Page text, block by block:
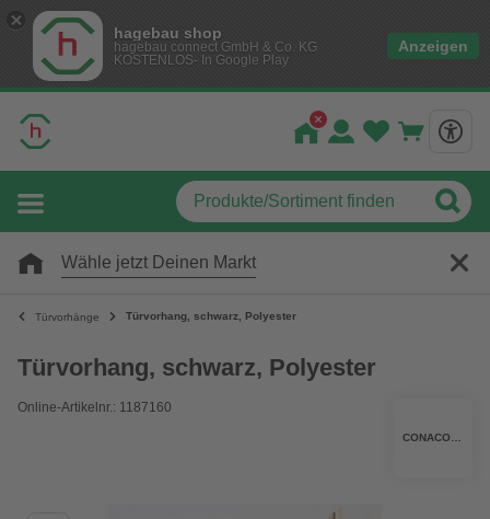
hagebau shop
hagebau connect GmbH & Co. KG
KOSTENLOS- In Google Play
Anzeigen
Wähle jetzt Deinen Markt
Türvorhänge Türvorhang, schwarz, Polyester
Türvorhang, schwarz, Polyester
Online-Artikelnr.: 1187160